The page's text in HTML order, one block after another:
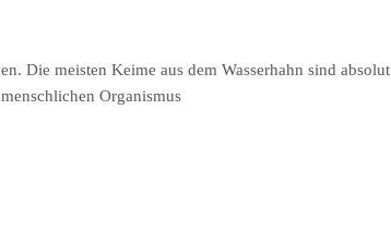
Die meisten Keime aus dem Wasserhahn sind
Organismus